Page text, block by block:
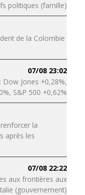
politiques (famille)
de la Colombie
07/08 23:02
Dow Jones +0,28%,
S&P 500 +0,62%
la
après les
07/08 22:22
aux frontières aux
(gouvernement)